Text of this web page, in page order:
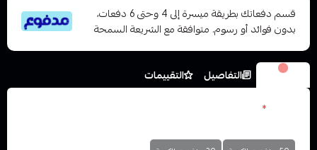
قسم دفعاتك بطريقة ميسرة إلى 4 وحتى 6 دفعات،
بدون فوائد أو رسوم. متوافقة مع الشريعة السمحة
الخيارات التفاصيل
التقييمات
*